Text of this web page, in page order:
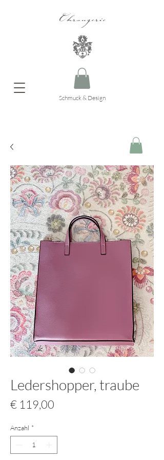
Ohrangerie
Schmuck & Design
Ledershopper, traube
€ 119,00
Anzahl *